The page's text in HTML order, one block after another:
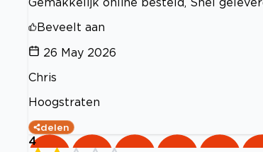
Beveelt aan
26 May 2026
Chris
Hoogstraten
delen
4